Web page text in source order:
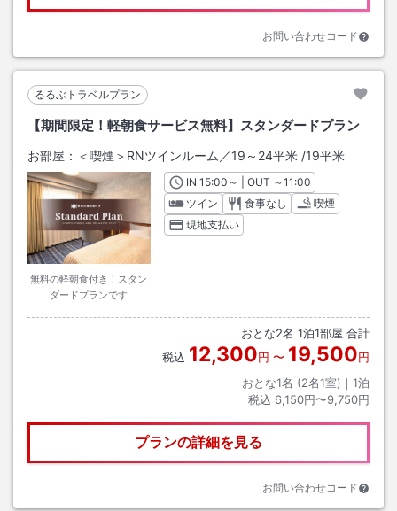
お問い合わせコード
るるぶトラベルプラン
【期間限定！軽朝食サービス無料】スタンダードプラン
お部屋： ＜喫煙＞RNツインルーム／19～24平米 /19平米
無料の軽朝食付き！スタン
ダードプランです
INチェックイン
15:00 ～ | OUT チェックアウト
～11:00
ツイン
食事なし
喫煙
現地支払い
おとな2名 1泊1部屋 合計
税込 12,300円 〜 19,500円
おとな1名 (2名1室)｜ 1泊
税込 6,150円〜9,750円
プランの詳細を見る
お問い合わせコード